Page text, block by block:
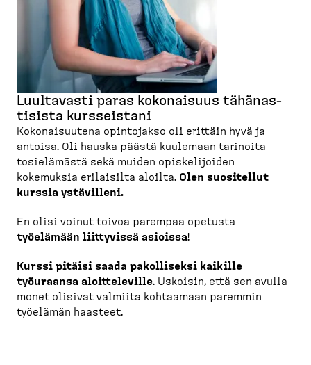
Luultavasti paras kokonaisuus tähänas­
tisista kursseistani
Kokonai­suutena opintojakso oli erittäin hyvä ja
antoisa. Oli hauska päästä kuulemaan tarinoita
tosielämästä sekä muiden opiske­li­joiden
kokemuksia erilaisilta aloilta. Olen suositellut
kurssia ystävilleni.
En olisi voinut toivoa parempaa opetusta
työelämään liittyvissä asioissa!
Kurssi pitäisi saada pakolliseksi kaikille
työuraansa aloitte­leville. Uskoisin, että sen avulla
monet olisivat valmiita kohtaamaan paremmin
työelämän haasteet.